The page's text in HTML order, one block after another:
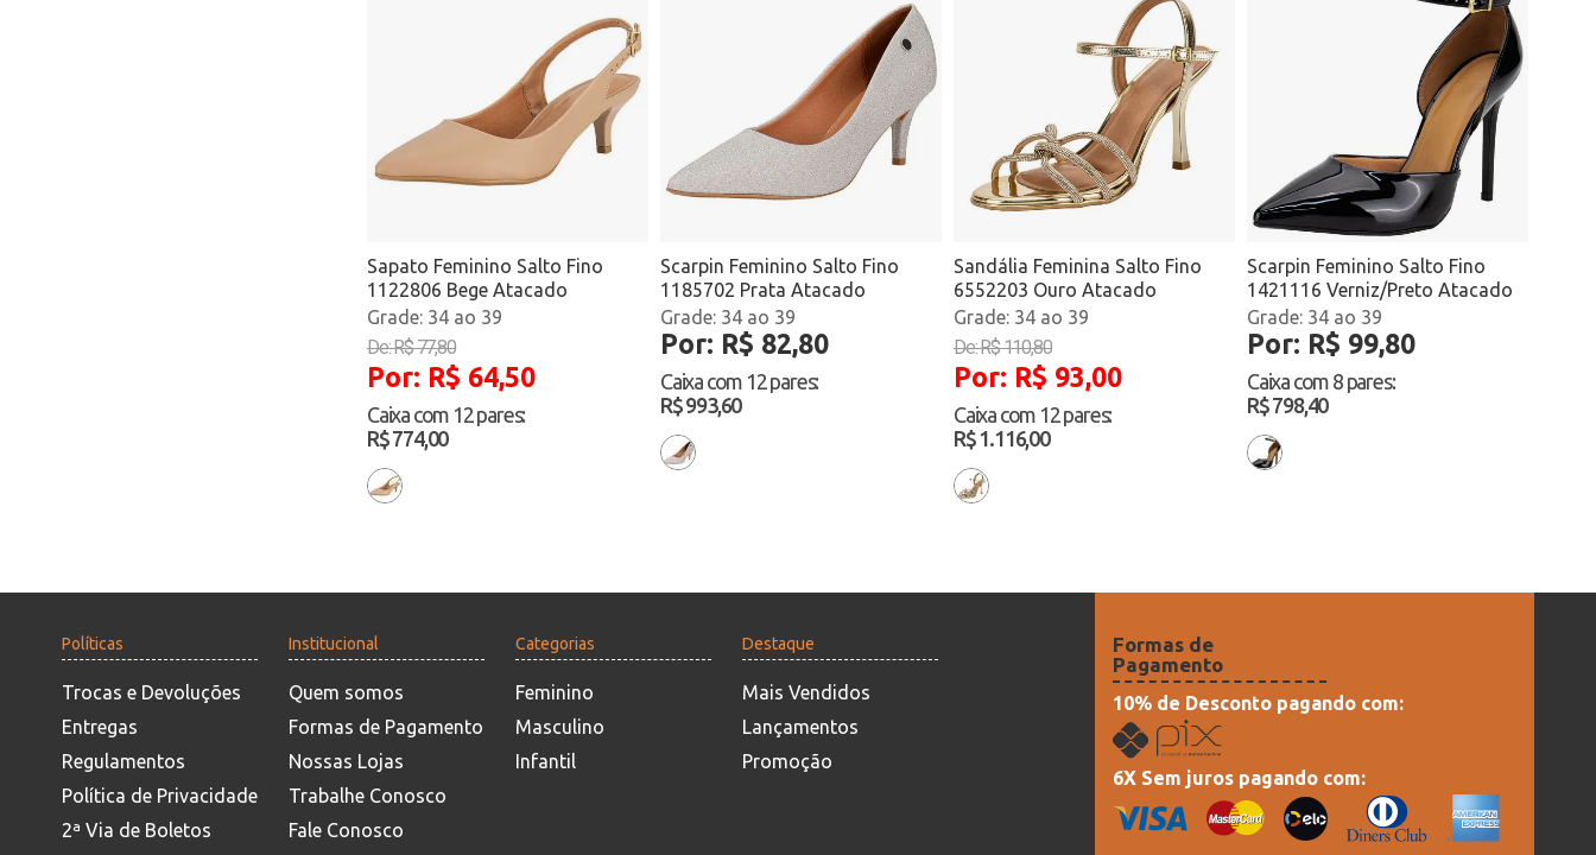
Sapato Feminino Salto Fino
1122806 Bege Atacado
34 ao 39
De: R$ 77,80
Por: R$ 64,50
Caixa com 12 pares:
R$ 774,00
Scarpin Feminino Salto Fino
1185702 Prata Atacado
34 ao 39
Por: R$ 82,80
Caixa com 12 pares:
R$ 993,60
Sandália Feminina Salto Fino
6552203 Ouro Atacado
34 ao 39
De: R$ 110,80
Por: R$ 93,00
Caixa com 12 pares:
R$ 1.116,00
Scarpin Feminino Salto Fino
1421116 Verniz/Preto Atacado
34 ao 39
Por: R$ 99,80
Caixa com 8 pares:
R$ 798,40
Políticas
Trocas e Devoluções
Entregas
Regulamentos
Política de Privacidade
2ª Via de Boletos
Institucional
Quem somos
Formas de Pagamento
Nossas Lojas
Trabalhe Conosco
Fale Conosco
Categorias
Feminino
Masculino
Infantil
Destaque
Mais Vendidos
Lançamentos
Promoção
Formas de
Pagamento
10% de Desconto pagando com:
6X Sem juros pagando com: